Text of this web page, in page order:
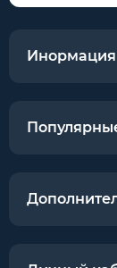
Инормация